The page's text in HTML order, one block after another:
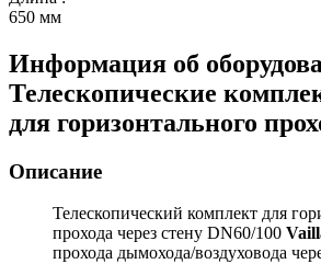
650 мм
Информация об
Телескопические
для горизонтального
Описание
Телескопический комплект для
прохода через стену DN60/100
прохода дымохода/воздуховода